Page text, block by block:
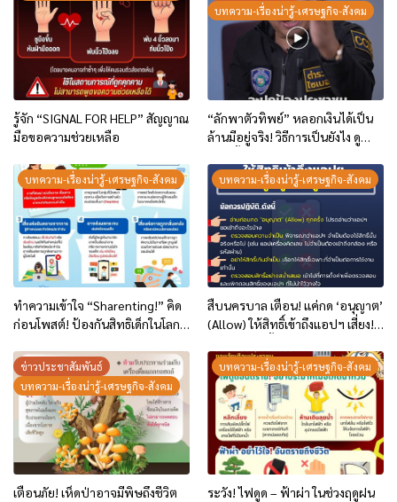
รู้จัก “SIGNAL FOR HELP” สัญญาณ
มือขอความช่วยเหลือ
บทความ-เรื่องน่ารู้-เศรษฐกิจ-สังคม
“ลักพาตัวทิพย์” หลอกเงินได้เป็น
ล้านมีอยู่จริง! วิธีการเป็นยังไง ดู
บทความ-เรื่องน่ารู้-เศรษฐกิจ-สังคม
ทำความเข้าใจ “Sharenting!” คิด
ก่อนโพสต์! ป้องกันสิทธิเด็กในโลก
บทความ-เรื่องน่ารู้-เศรษฐกิจ-สังคม
สืบนครบาล เตือน! แค่กด ‘อนุญาต’
(Allow) ให้สิทธิ์เข้าถึงแอปฯ เสี่ยง!
ข่าวประชาสัมพันธ์
บทความ-เรื่องน่ารู้-เศรษฐกิจ-สังคม
เตือนภัย! เห็ดป่าอาจมีพิษถึงชีวิต
บทความ-เรื่องน่ารู้-เศรษฐกิจ-สังคม
ระวัง! ไฟดูด – ฟ้าผ่า ในช่วงฤดูฝน